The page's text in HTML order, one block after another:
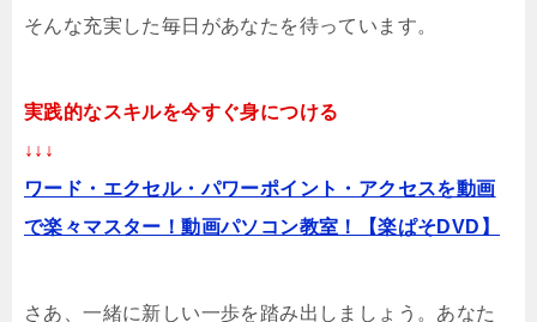
そんな充実した毎日があなたを待っています。
実践的なスキルを今すぐ身につける
↓↓↓
ワード・エクセル・パワーポイント・アクセスを動画
で楽々マスター！動画パソコン教室！【楽ぱそDVD】
さあ、一緒に新しい一歩を踏み出しましょう。あなた